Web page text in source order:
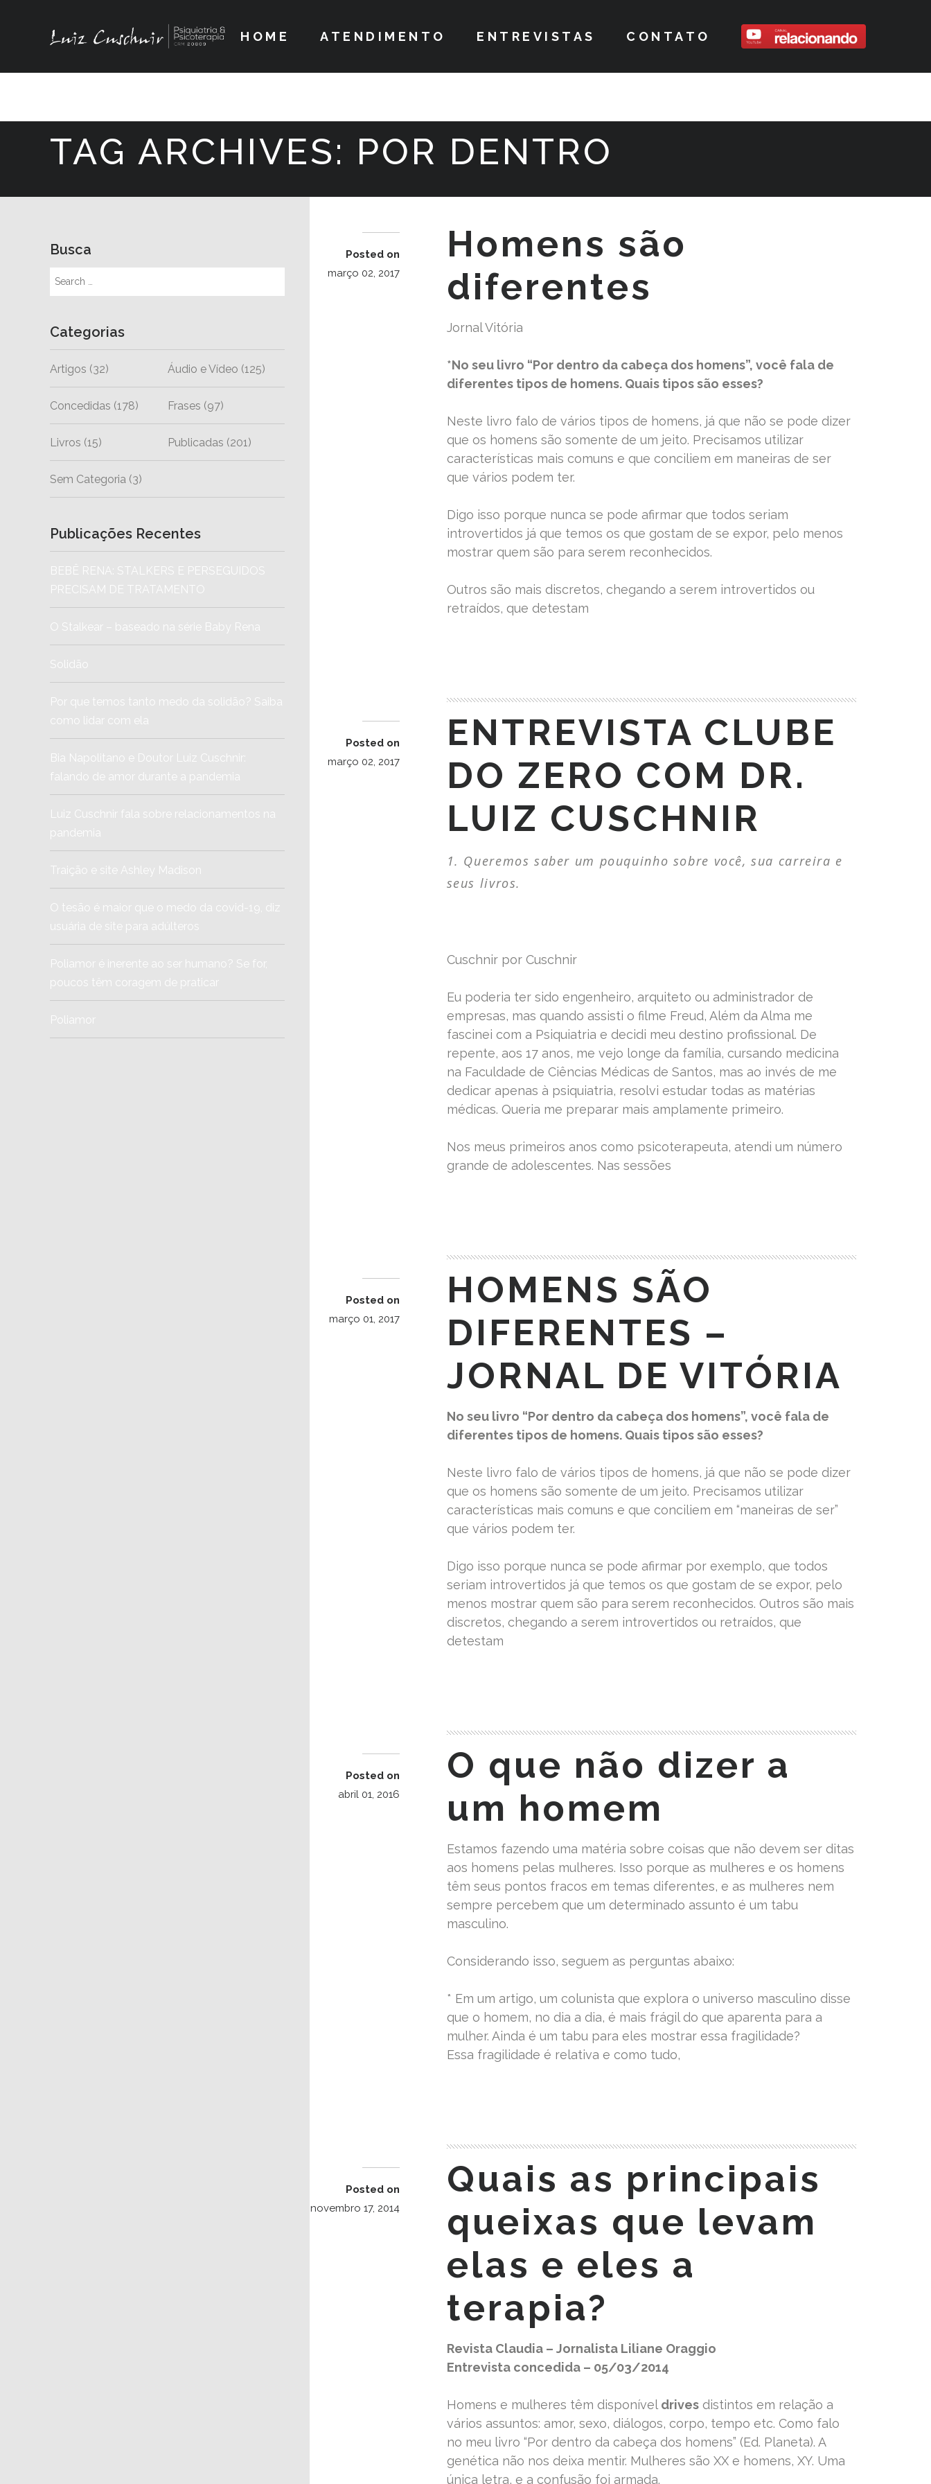
HOME ATENDIMENTO ENTREVISTAS CONTATO
TAG ARCHIVES: POR DENTRO
Busca
Categorias
Artigos (32) Áudio e Vídeo (125)
Concedidas (178) Frases (97)
Livros (15) Publicadas (201)
Sem Categoria (3)
Publicações Recentes
BEBÊ RENA: STALKERS E PERSEGUIDOS
PRECISAM DE TRATAMENTO
O Stalkear – baseado na série Baby Rena
Solidão
Por que temos tanto medo da solidão? Saiba
como lidar com ela
Bia Napolitano e Doutor Luiz Cuschnir:
falando de amor durante a pandemia
Luiz Cuschnir fala sobre relacionamentos na
pandemia
Traição e site Ashley Madison
O tesão é maior que o medo da covid-19, diz
usuária de site para adúlteros
Poliamor é inerente ao ser humano? Se for,
poucos têm coragem de praticar
Poliamor
Homens são
diferentes
Posted on
março 02, 2017
Jornal Vitória
*No seu livro “Por dentro da cabeça dos homens”, você fala de
diferentes tipos de homens. Quais tipos são esses?
Neste livro falo de vários tipos de homens, já que não se pode dizer
que os homens são somente de um jeito. Precisamos utilizar
características mais comuns e que conciliem em maneiras de ser
que vários podem ter.
Digo isso porque nunca se pode afirmar que todos seriam
introvertidos já que temos os que gostam de se expor, pelo menos
mostrar quem são para serem reconhecidos.
Outros são mais discretos, chegando a serem introvertidos ou
retraídos, que detestam
ENTREVISTA CLUBE
DO ZERO COM DR.
LUIZ CUSCHNIR
Posted on
março 02, 2017
Queremos saber um pouquinho sobre você, sua carreira e
seus livros.
Cuschnir por Cuschnir
Eu poderia ter sido engenheiro, arquiteto ou administrador de
empresas, mas quando assisti o filme Freud, Além da Alma me
fascinei com a Psiquiatria e decidi meu destino profissional. De
repente, aos 17 anos, me vejo longe da família, cursando medicina
na Faculdade de Ciências Médicas de Santos, mas ao invés de me
dedicar apenas à psiquiatria, resolvi estudar todas as matérias
médicas. Queria me preparar mais amplamente primeiro.
Nos meus primeiros anos como psicoterapeuta, atendi um número
grande de adolescentes. Nas sessões
HOMENS SÃO
DIFERENTES –
JORNAL DE VITÓRIA
Posted on
março 01, 2017
No seu livro “Por dentro da cabeça dos homens”, você fala de
diferentes tipos de homens. Quais tipos são esses?
Neste livro falo de vários tipos de homens, já que não se pode dizer
que os homens são somente de um jeito. Precisamos utilizar
características mais comuns e que conciliem em “maneiras de ser”
que vários podem ter.
Digo isso porque nunca se pode afirmar por exemplo, que todos
seriam introvertidos já que temos os que gostam de se expor, pelo
menos mostrar quem são para serem reconhecidos. Outros são mais
discretos, chegando a serem introvertidos ou retraídos, que
detestam
O que não dizer a
um homem
Posted on
abril 01, 2016
Estamos fazendo uma matéria sobre coisas que não devem ser ditas
aos homens pelas mulheres. Isso porque as mulheres e os homens
têm seus pontos fracos em temas diferentes, e as mulheres nem
sempre percebem que um determinado assunto é um tabu
masculino.
Considerando isso, seguem as perguntas abaixo:
* Em um artigo, um colunista que explora o universo masculino disse
que o homem, no dia a dia, é mais frágil do que aparenta para a
mulher. Ainda é um tabu para eles mostrar essa fragilidade?
Essa fragilidade é relativa e como tudo,
Quais as principais
queixas que levam
elas e eles a
terapia?
Posted on
novembro 17, 2014
Revista Claudia – Jornalista Liliane Oraggio
Entrevista concedida – 05/03/2014
Homens e mulheres têm disponível drivesdistintos em relação a
vários assuntos: amor, sexo, diálogos, corpo, tempo etc. Como falo
no meu livro “Por dentro da cabeça dos homens” (Ed. Planeta). A
genética não nos deixa mentir. Mulheres são XX e homens, XY. Uma
única letra, e a confusão foi armada.